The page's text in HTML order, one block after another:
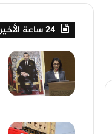
24 ساعة الأخيرة